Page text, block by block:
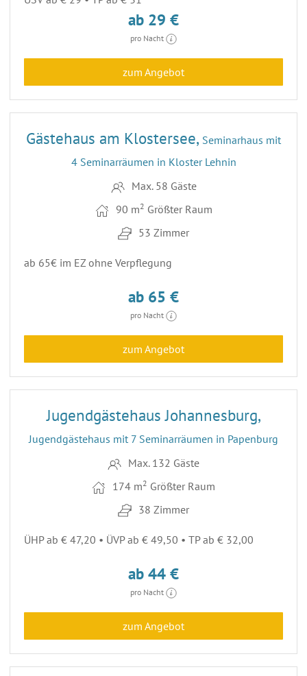
ab 29 €
pro Nacht
zum Angebot
12
Gästehaus am Klostersee, Seminarhaus mit
4 Seminarräumen in Kloster Lehnin
Max. 58 Gäste
90 m2 Größter Raum
53 Zimmer
ab 65€ im EZ ohne Verpflegung
ab 65 €
pro Nacht
zum Angebot
7
Jugendgästehaus Johannesburg,
Jugendgästehaus mit 7 Seminarräumen in Papenburg
Max. 132 Gäste
174 m2 Größter Raum
38 Zimmer
ÜHP ab € 47,20 • ÜVP ab € 49,50 • TP ab € 32,00
ab 44 €
pro Nacht
zum Angebot
14